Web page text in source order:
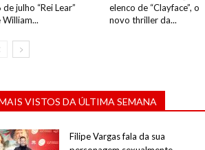
de julho “Rei Lear”
William...
elenco de “Clayface”, o
novo thriller da...
VISTOS DA ÚLTIMA SEMANA
Filipe Vargas fala da sua